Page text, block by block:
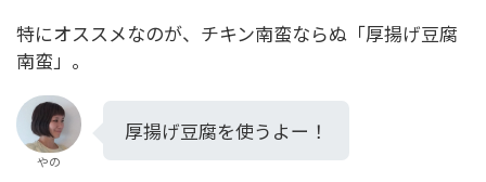
特にオススメなのが、チキン南蛮ならぬ「厚揚げ豆腐
南蛮」。
やの
厚揚げ豆腐を使うよー！